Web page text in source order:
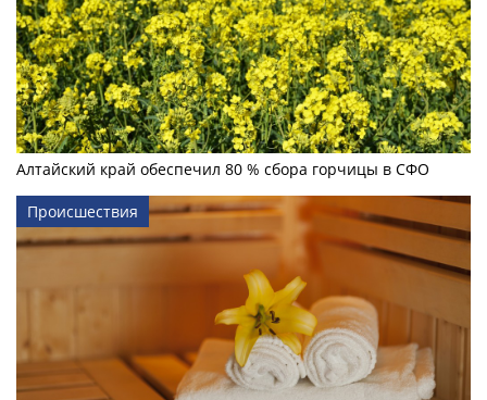
Алтайский край обеспечил 80 % сбора горчицы в СФО
Происшествия